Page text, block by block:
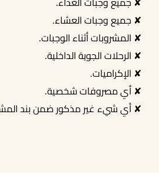
✘ جميع وجبات العشاء.
✘ المشروبات أثناء الوجبات.
✘ الرحلات الجوية الداخلية.
✘ الإكراميات.
✘ أي مصروفات شخصية.
✘ أي شيء غير مذكور ضمن بند